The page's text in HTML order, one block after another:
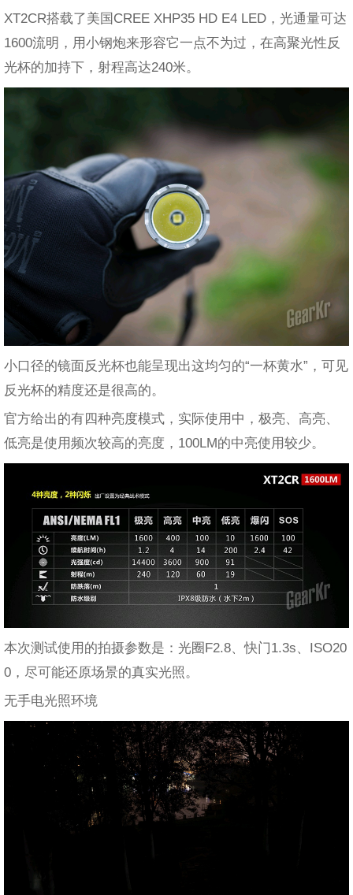
XT2CR搭载了美国CREE XHP35 HD E4 LED，光通量可达
1600流明，用小钢炮来形容它一点不为过，在高聚光性反
光杯的加持下，射程高达240米。
小口径的镜面反光杯也能呈现出这均匀的“一杯黄水”，可见
反光杯的精度还是很高的。
官方给出的有四种亮度模式，实际使用中，极亮、高亮、
低亮是使用频次较高的亮度，100LM的中亮使用较少。
本次测试使用的拍摄参数是：光圈F2.8、快门1.3s、ISO20
0，尽可能还原场景的真实光照。
无手电光照环境